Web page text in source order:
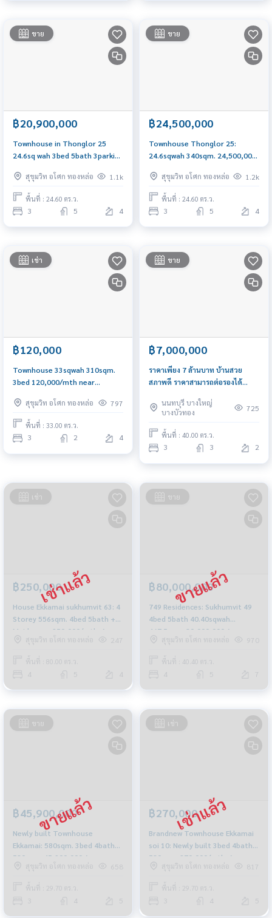
ขาย
฿20,900,000
Townhouse in Thonglor 25
24.6sq wah 3bed 5bath 3parking
สุขุมวิท อโศก ทองหล่อ
1.1k
พื้นที่ : 24.60 ตร.ว.
3 5 4
ขาย
฿24,500,000
Townhouse Thonglor 25:
24.6sqwah 340sqm. 24,500,000
สุขุมวิท อโศก ทองหล่อ
1.2k
พื้นที่ : 24.60 ตร.ว.
3 5 4
เช่า
฿120,000
Townhouse 33sqwah 310sqm.
3bed 120,000/mth near
สุขุมวิท อโศก ทองหล่อ
797
พื้นที่ : 33.00 ตร.ว.
3 2 4
ขาย
฿7,000,000
ราคาเพียง 7 ล้านบาท บ้านสวย
สภาพดี ราคาสามารถต่อรองได้
นนทบุรี บางใหญ่
บางบัวทอง
725
พื้นที่ : 40.00 ตร.ว.
3 3 2
เช่า
฿250,000
House Ekkamai sukhumvit 63: 4
Storey 556sqm. 4bed 5bath +
Maid room 250,000/mth. Am:
0656199198
สุขุมวิท อโศก ทองหล่อ 247
พื้นที่ : 80.00 ตร.ว.
4 5 4
ขาย
฿80,000,000
749 Residences: Sukhumvit 49
4bed 5bath 40.40sqwah
467.5sqm. 80,000,000 Am:
0656199198
สุขุมวิท อโศก ทองหล่อ 970
พื้นที่ : 40.40 ตร.ว.
4 5 7
ขาย
฿45,900,000
Newly built Townhouse
Ekkamai: 580sqm. 3bed 4bath
580sqm. 45,900,000 Am:
0656199198
สุขุมวิท อโศก ทองหล่อ 658
พื้นที่ : 29.70 ตร.ว.
4 5
เช่า
฿270,000
Brandnew Townhouse Ekkamai
soi 10: Newly built 3bed 4bath
580sqm. 270,000/mth. Am:
0656199198
สุขุมวิท อโศก ทองหล่อ 817
พื้นที่ : 29.70 ตร.ว.
4 5